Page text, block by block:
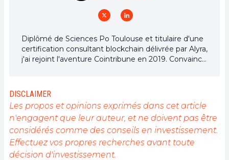
Diplômé de Sciences Po Toulouse et titulaire d'une
certification consultant blockchain délivrée par Alyra,
j'ai rejoint l'aventure Cointribune en 2019. Convaincu
l'engagement de sensibiliser et d'informer le grand
public sur cet écosystème en constante évolution.
Mon objectif est de permettre à chacun de mieux
comprendre la blockchain et de saisir les
opportunités qu'elle offre. Je m'efforce chaque jour
de fournir une analyse objective de l'actualité, de
décrypter les tendances du marché, de relayer les
DISCLAIMER
Les propos et opinions exprimés dans cet article
n'engagent que leur auteur, et ne doivent pas être
considérés comme des conseils en investissement.
Effectuez vos propres recherches avant toute
décision d'investissement.